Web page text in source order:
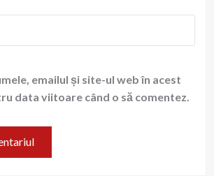
emailul și site-ul web în acest
data viitoare când o să comentez.